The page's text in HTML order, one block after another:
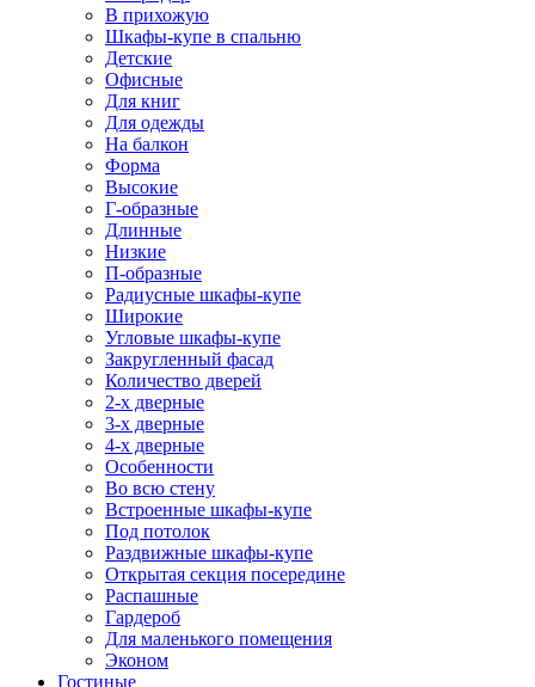
В прихожую
Шкафы-купе в спальню
Детские
Офисные
Для книг
Для одежды
На балкон
Форма
Высокие
Г-образные
Длинные
Низкие
П-образные
Радиусные шкафы-купе
Широкие
Угловые шкафы-купе
Закругленный фасад
Количество дверей
2-х дверные
3-х дверные
4-х дверные
Особенности
Во всю стену
Встроенные шкафы-купе
Под потолок
Раздвижные шкафы-купе
Открытая секция посередине
Распашные
Гардероб
Для маленького помещения
Эконом
Гостиные